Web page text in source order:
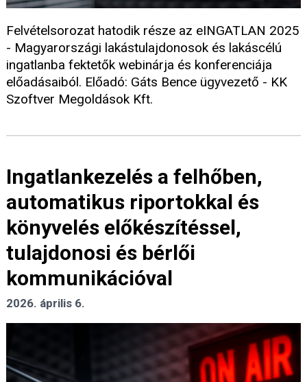
Felvételsorozat hatodik része az eINGATLAN 2025
- Magyarországi lakástulajdonosok és lakáscélú
ingatlanba fektetők webinárja és konferenciája
előadásaiból. Előadó: Gáts Bence ügyvezető - KK
Szoftver Megoldások Kft.
Ingatlankezelés a felhőben,
automatikus riportokkal és
könyvelés előkészítéssel,
tulajdonosi és bérlői
kommunikációval
2026. április 6.